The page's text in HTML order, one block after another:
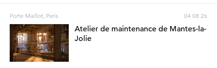
Porte Maillot, Paris 04 08 26
Atelier de maintenance de Mantes-la-
Jolie